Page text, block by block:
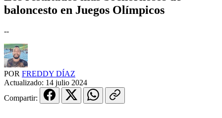
baloncesto en Juegos Olímpicos
--
POR FREDDY DÍAZ
Actualizado: 14 julio 2024
Compartir: